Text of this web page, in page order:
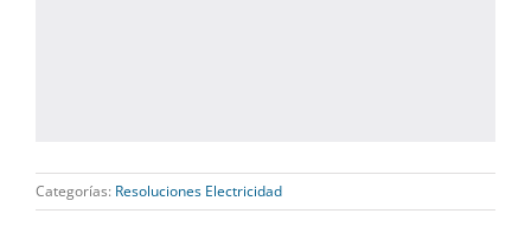
Categorías: Resoluciones Electricidad